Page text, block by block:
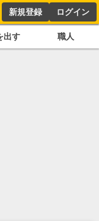
新規登録 ログイン
出す 職人